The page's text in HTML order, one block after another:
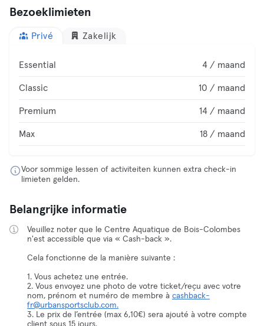
Bezoeklimieten
Privé Zakelijk
Essential 4 / maand
Classic 10 / maand
Premium 14 / maand
Max 18 / maand
Voor sommige lessen of activiteiten kunnen extra check-in
limieten gelden.
Belangrijke informatie
Veuillez noter que le Centre Aquatique de Bois-Colombes
n'est accessible que via « Cash-back ».
Cela fonctionne de la manière suivante :
1. Vous achetez une entrée.
2. Vous envoyez une photo de votre ticket/reçu avec votre
nom, prénom et numéro de membre à cashback-
fr@urbansportsclub.com.
3. Le prix de l’entrée (max 6,10€) sera ajouté à votre compte
client sous 15 jours.